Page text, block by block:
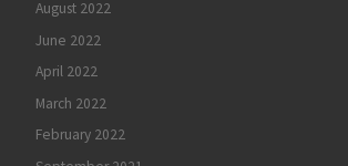
August 2022
June 2022
April 2022
March 2022
February 2022